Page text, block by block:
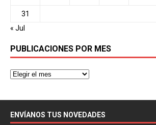
31
« Jul
PUBLICACIONES POR MES
ENVÍANOS TUS NOVEDADES